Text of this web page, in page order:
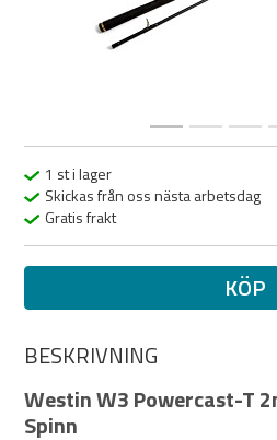
1 st i lager
Skickas från oss nästa arbetsdag
Gratis frakt
KÖP
BESKRIVNING
Westin W3 Powercast-T
Spinn